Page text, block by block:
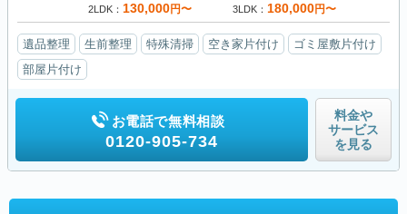
2LDK 130,000円〜 3LDK 180,000円〜
遺品整理 生前整理 特殊清掃 空き家片付け
ゴミ屋敷片付け
部屋片付け
お電話で無料相談
0120-905-734
料金や
サービス
を見る